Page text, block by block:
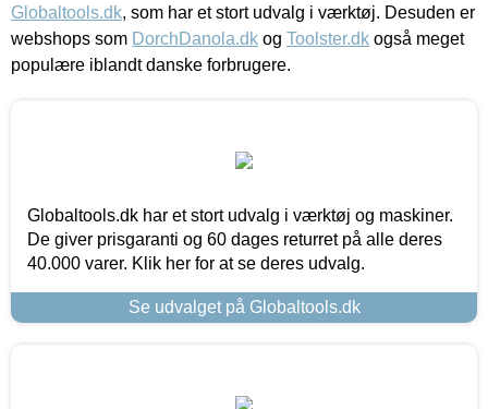
Globaltools.dk, som har et stort udvalg i værktøj. Desuden er
webshops som DorchDanola.dk og Toolster.dk også meget
populære iblandt danske forbrugere.
Globaltools.dk har et stort udvalg i værktøj og maskiner.
De giver prisgaranti og 60 dages returret på alle deres
40.000 varer. Klik her for at se deres udvalg.
Se udvalget på Globaltools.dk